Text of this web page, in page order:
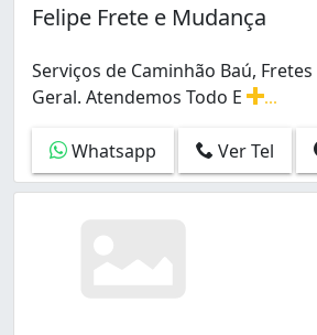
Felipe Frete e Mudança
Serviços de Caminhão Baú,
Geral. Atendemos Todo E
Whatsapp
Ver Tel